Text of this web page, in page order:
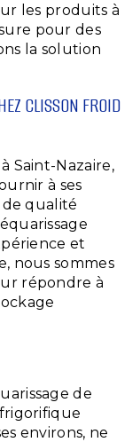
les produits à
pour des
la solution
CLISSON FROID
Saint-Nazaire,
à ses
qualité
et
nous sommes
répondre à
de
environs, ne